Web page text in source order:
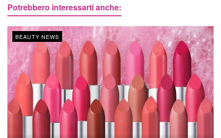
Potrebbero interessarti anche:
BEAUTY NEWS